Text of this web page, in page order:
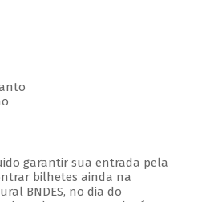
garantir sua entrada pela
bilhetes ainda na
BNDES, no dia do